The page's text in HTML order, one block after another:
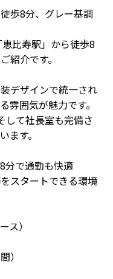
歩8分、グレー基調
比寿駅」から徒歩8
紹介です。
デザインで統一され
雰囲気が魅力です。
して社長室も完備さ
ます。
分で通勤も快適
スタートできる環境
ス）
）